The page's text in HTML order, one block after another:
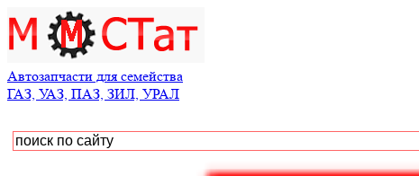
Автозапчасти для семейства
ГАЗ, УАЗ, ПАЗ, ЗИЛ, УРАЛ